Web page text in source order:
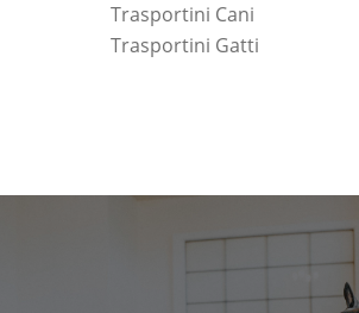
Trasportini Cani
Trasportini Gatti